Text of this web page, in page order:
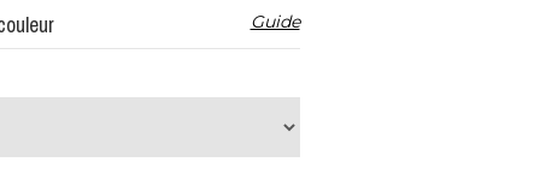
Guide